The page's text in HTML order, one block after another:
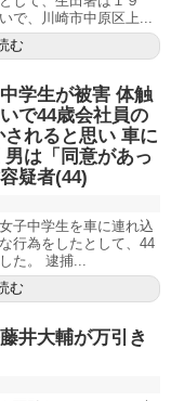
で、川崎市中原区上...
む
学生が被害 体触
で44歳会社員の
れると思い 車に
は「同意があっ
疑者(44)
子中学生を車に連れ込
行為をしたとして、44
た。 逮捕...
む
井大輔が万引き